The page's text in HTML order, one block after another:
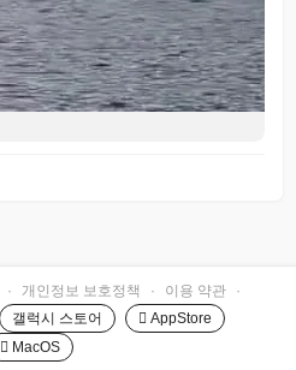
· 개인정보 보호정책 · 이용 약관
·
갤럭시 스토어
 AppStore
 MacOS